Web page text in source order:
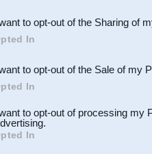
Participants
parties.
to opt-out of the Sharing of
In
to opt-out of the Sale of my
In
to opt-out of processing my
In